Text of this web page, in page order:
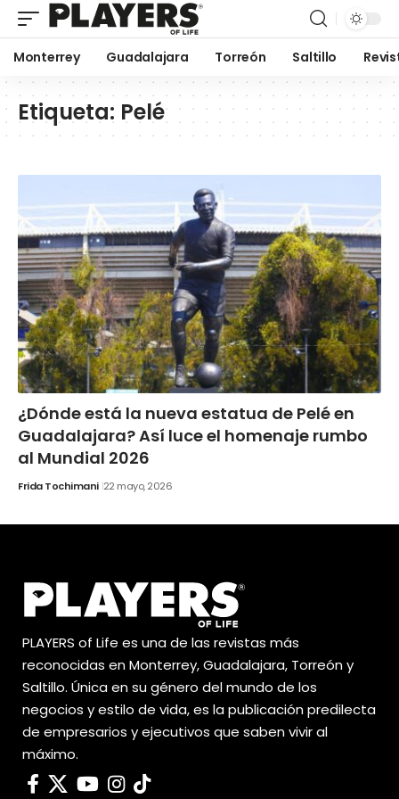
Monterrey Guadalajara Torreón Saltillo
Etiqueta: Pelé
¿Dónde está la nueva estatua de Pelé en
Guadalajara? Así luce el homenaje rumbo
al Mundial 2026
Frida Tochimani 22 mayo, 2026
PLAYERS of Life es una de las revistas más
reconocidas en Monterrey, Guadalajara, Torreón y
Saltillo. Única en su género del mundo de los
negocios y estilo de vida, es la publicación predilecta
de empresarios y ejecutivos que saben vivir al
máximo.